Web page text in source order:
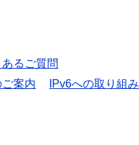
あるご質問
案内
IPv6への取り組み